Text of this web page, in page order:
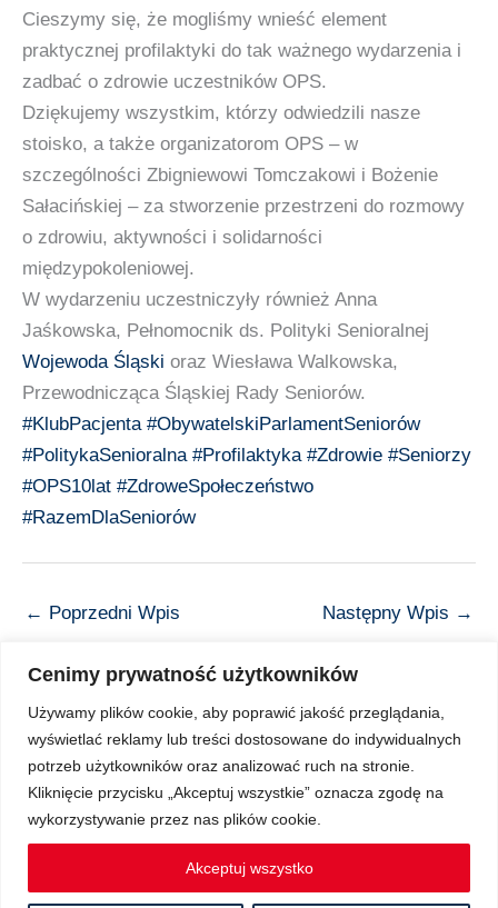
Cenimy prywatność użytkowników
Używamy plików cookie, aby poprawić jakość przeglądania,
wyświetlać reklamy lub treści dostosowane do indywidualnych
potrzeb użytkowników oraz analizować ruch na stronie.
Kliknięcie przycisku „Akceptuj wszystkie” oznacza zgodę na
wykorzystywanie przez nas plików cookie.
Akceptuj wszystko
Cieszymy się, że mogliśmy wnieść element
praktycznej profilaktyki do tak ważnego wydarzenia i
zadbać o zdrowie uczestników OPS.
Dziękujemy wszystkim, którzy odwiedzili nasze
stoisko, a także organizatorom OPS – w
szczególności Zbigniewowi Tomczakowi i Bożenie
Sałacińskiej – za stworzenie przestrzeni do rozmowy
o zdrowiu, aktywności i solidarności
międzypokoleniowej.
W wydarzeniu uczestniczyły również Anna
Jaśkowska, Pełnomocnik ds. Polityki Senioralnej
Wojewoda Śląski oraz Wiesława Walkowska,
Przewodnicząca Śląskiej Rady Seniorów.
#KlubPacjenta #ObywatelskiParlamentSeniorów
#PolitykaSenioralna #Profilaktyka #Zdrowie #Seniorzy
#OPS10lat #ZdroweSpołeczeństwo
#RazemDlaSeniorów
← Poprzedni Wpis Następny Wpis →
Copyright © 2026 Z Sercem do Pacjenta
Regulamin spotkań Klubu Pacjenta on-line